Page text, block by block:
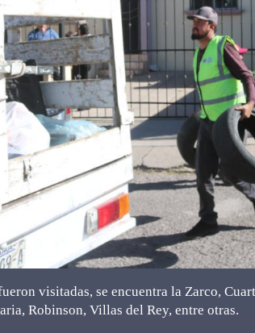
visitadas, se encuentra la Zarco,
Robinson, Villas del Rey, entre otras.